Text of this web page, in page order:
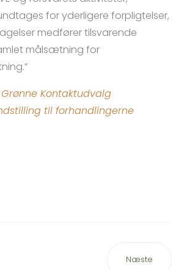
for yderligere forpligtelser,
medfører tilsvarende
målsætning for
Kontaktudvalg
til forhandlingerne
Næste